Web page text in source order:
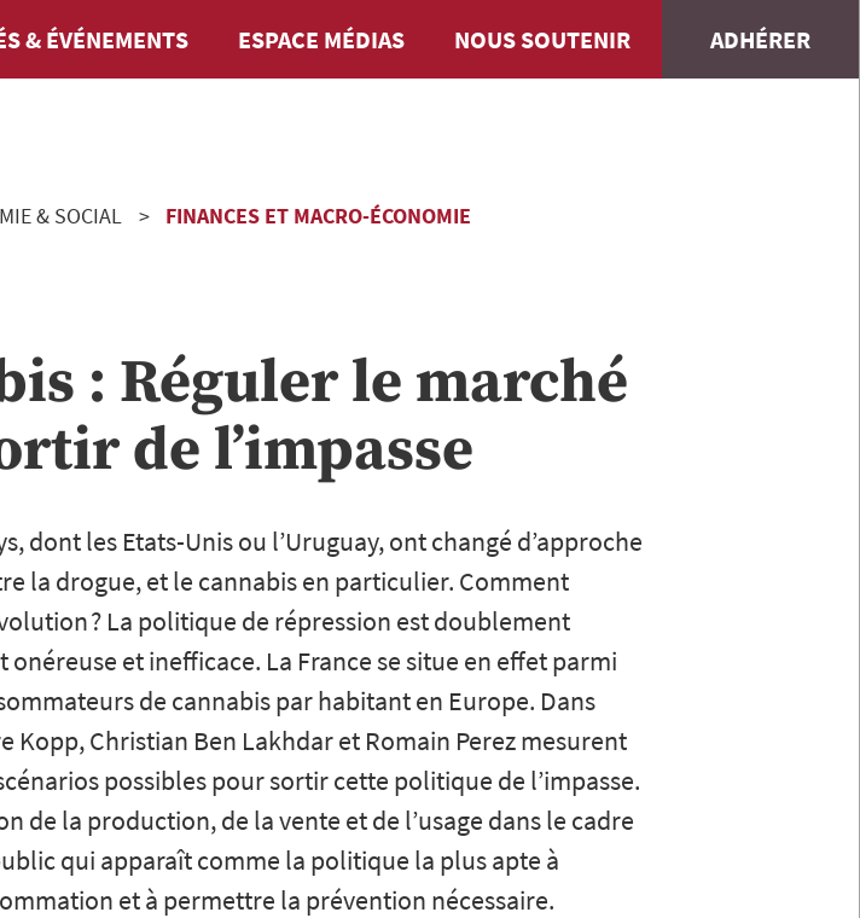
& ÉVÉNEMENTS ESPACE MÉDIAS NOUS SOUTENIR ADHÉRER
& SOCIAL FINANCES ET MACRO-ÉCONOMIE
: Réguler le marché
de l’impasse
dont les Etats-Unis ou l’Uruguay, ont changé d’approche
la drogue, et le cannabis en particulier. Comment
? La politique de répression est doublement
onéreuse et inefficace. La France se situe en effet parmi
de cannabis par habitant en Europe. Dans
Kopp, Christian Ben Lakhdar et Romain Perez mesurent
possibles pour sortir cette politique de l’impasse.
de la production, de la vente et de l’usage dans le cadre
qui apparaît comme la politique la plus apte à
et à permettre la prévention nécessaire.